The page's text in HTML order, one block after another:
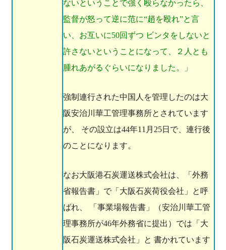
ないということで強く殴らなかったら、
監督が怒って逆に范に“趙を殴れ”と言
い、お互いに50回ずつ ビンタをしないと
許さないということになって、２人とも
腫れあがるぐらいになりました。」
強制連行された中国人を管理したのは大
阪安治川華工管理事務所とされています
が、 その設立は44年11月25日で、連行後
のことになります。
なお大阪港石炭運送株式会社は、「外務
省報告書」で「大阪石炭荷役会社」と呼
ばれ、 「事業場報告書」（安治川華工管
理事務所が46年外務省に提出）では「大
阪石炭運送株式会社」と 書かれています